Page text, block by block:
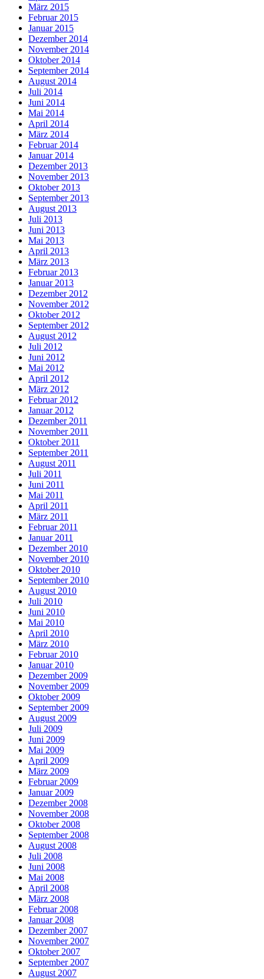
März 2015
Februar 2015
Januar 2015
Dezember 2014
November 2014
Oktober 2014
September 2014
August 2014
Juli 2014
Juni 2014
Mai 2014
April 2014
März 2014
Februar 2014
Januar 2014
Dezember 2013
November 2013
Oktober 2013
September 2013
August 2013
Juli 2013
Juni 2013
Mai 2013
April 2013
März 2013
Februar 2013
Januar 2013
Dezember 2012
November 2012
Oktober 2012
September 2012
August 2012
Juli 2012
Juni 2012
Mai 2012
April 2012
März 2012
Februar 2012
Januar 2012
Dezember 2011
November 2011
Oktober 2011
September 2011
August 2011
Juli 2011
Juni 2011
Mai 2011
April 2011
März 2011
Februar 2011
Januar 2011
Dezember 2010
November 2010
Oktober 2010
September 2010
August 2010
Juli 2010
Juni 2010
Mai 2010
April 2010
März 2010
Februar 2010
Januar 2010
Dezember 2009
November 2009
Oktober 2009
September 2009
August 2009
Juli 2009
Juni 2009
Mai 2009
April 2009
März 2009
Februar 2009
Januar 2009
Dezember 2008
November 2008
Oktober 2008
September 2008
August 2008
Juli 2008
Juni 2008
Mai 2008
April 2008
März 2008
Februar 2008
Januar 2008
Dezember 2007
November 2007
Oktober 2007
September 2007
August 2007